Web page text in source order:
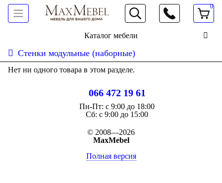
066 472 19 61
0
Каталог мебели
Стенки модульные (наборные)
Нет ни одного товара в этом разделе.
066 472 19 61
Пн-Пт: с 9:00 до 18:00
Cб: с 9:00 до 15:00
© 2008—2026
MaxMebel
Полная версия